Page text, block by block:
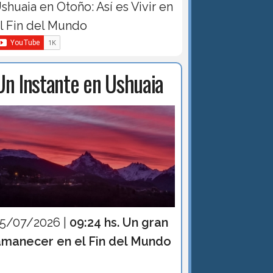
en Otoño: Así es Vivir en
Fin del Mundo
Instante en Ushuaia
07/2026 | 09:24 hs. Un gran
en el Fin del Mundo